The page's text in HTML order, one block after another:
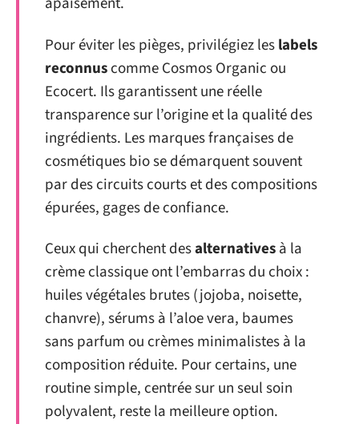
Pour éviter les pièges, privilégiez leslabels
reconnuscomme Cosmos Organic ou
Ecocert. Ils garantissent une réelle
transparence sur l’origine et la qualité des
ingrédients. Les marques françaises de
cosmétiques bio se démarquent souvent
par des circuits courts et des compositions
épurées, gages de confiance.
Ceux qui cherchent desalternativesà la
crème classique ont l’embarras du choix :
huiles végétales brutes (jojoba, noisette,
chanvre), sérums à l’aloe vera, baumes
sans parfum ou crèmes minimalistes à la
composition réduite. Pour certains, une
routine simple, centrée sur un seul soin
polyvalent, reste la meilleure option.